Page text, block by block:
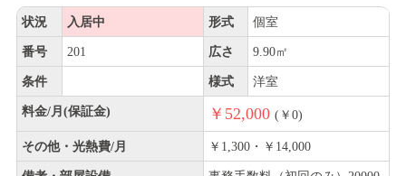
状況 入居中 形式 個室
番号 201 広さ 9.90㎡
条件 様式 洋室
料金/月(保証金) ￥52,000 (￥0)
その他・光熱費/月 ￥1,300・￥14,000